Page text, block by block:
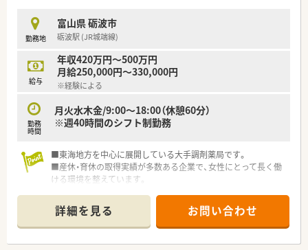
■年齢は60歳まで応募が可能となっており、普通自動車の運転
ができる方を対象として募集を行っています。
【法人特徴について】
■県内を中心に50店舗以上を展開しており、北陸地方において
最大級の規模を誇る安定した企業です。
■親会社が臨床検査事業を手がけているため経営基盤が非常に
強固であり、安心して長く勤めることができます。
■女性の専務が在籍しており働き方への理解が深く、実際に女性
職員の比率が非常に高いことが大きな特徴です。
勤務地
富山県 砺波市
砺波駅 (JR城端線)
給与
年収420万円～500万円
月給250,000円～330,000円
※経験による
勤務
時間
月火水木金/9:00～18:00（休憩60分）
※週40時間のシフト制勤務
■東海地方を中心に展開している大手調剤薬局です。
■産休・育休の取得実績が多数ある企業で、女性にとって長く働
ける環境を整えています。
た薬局チェーンです。
詳細を見る お問い合わせ